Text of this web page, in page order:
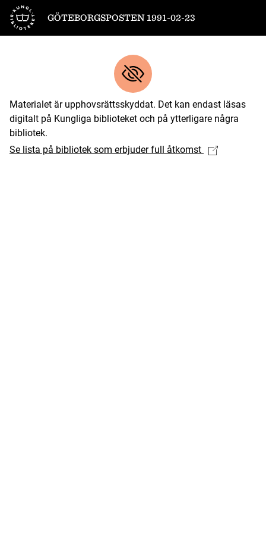
Till startsidan
GÖTEBORGSPOSTEN 1991-02-23
Materialet är upphovsrättsskyddat. Det kan endast läsas
digitalt på Kungliga biblioteket och på ytterligare några
bibliotek.
Se lista på bibliotek som erbjuder full åtkomst